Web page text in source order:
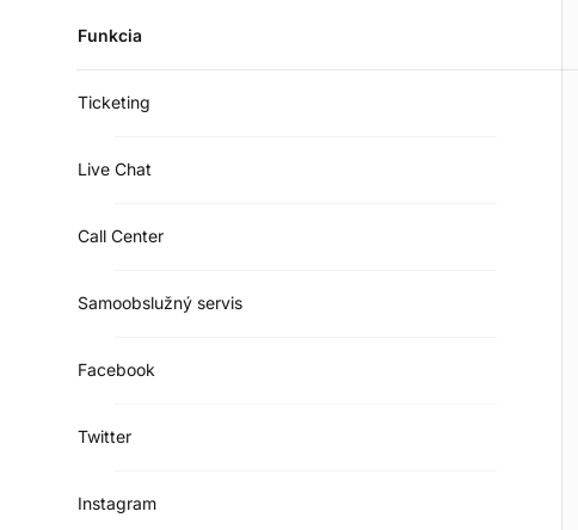
Funkcia
Ticketing
Live Chat
Call Center
Samoobslužný servis
Facebook
Twitter
Instagram